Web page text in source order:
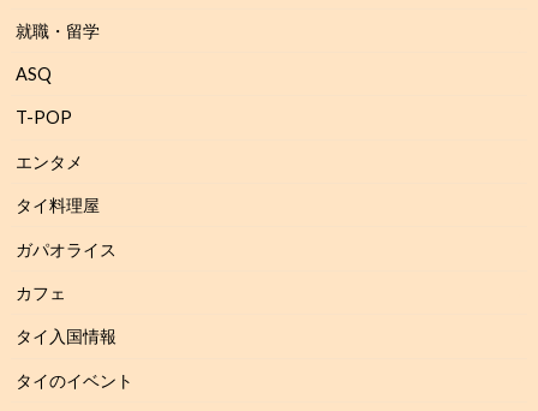
就職・留学
ASQ
T-POP
エンタメ
タイ料理屋
ガパオライス
カフェ
タイ入国情報
タイのイベント